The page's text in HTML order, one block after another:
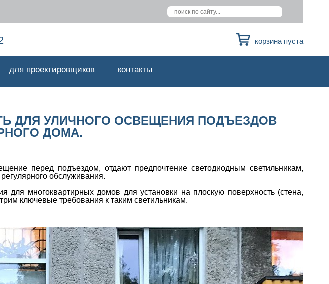
корзина пуста
для проектировщиков контакты
ДЛЯ УЛИЧНОГО ОСВЕЩЕНИЯ ПОДЪЕЗДОВ
ДОМА.
перед подъездом, отдают предпочтение светодиодным светильникам,
обслуживания.
для многоквартирных домов для установки на плоскую поверхность (стена,
ключевые требования к таким светильникам.